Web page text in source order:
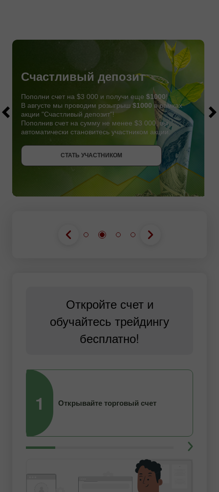
Счастливый депозит
Пополни счет на $3 000 и получи еще $1000!
В августе мы проводим розыгрыш $1000 в рамках
акции "Счастливый депозит"!
Пополнив счет на сумму не менее $3 000, вы
автоматически становитесь участником акции.
СТАТЬ УЧАСТНИКОМ
Откройте счет и
обучайтесь трейдингу
бесплатно!
1 Открывайте торговый счет